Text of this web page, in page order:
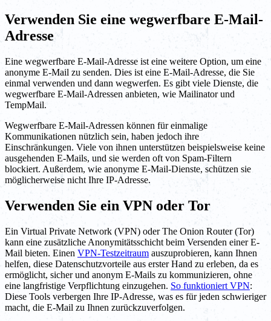
Verwenden Sie eine wegwerfbare E-Mail-
Adresse
Eine wegwerfbare E-Mail-Adresse ist eine weitere Option, um eine
anonyme E-Mail zu senden. Dies ist eine E-Mail-Adresse, die Sie
einmal verwenden und dann wegwerfen. Es gibt viele Dienste, die
wegwerfbare E-Mail-Adressen anbieten, wie Mailinator und
TempMail.
Wegwerfbare E-Mail-Adressen können für einmalige
Kommunikationen nützlich sein, haben jedoch ihre
Einschränkungen. Viele von ihnen unterstützen beispielsweise keine
ausgehenden E-Mails, und sie werden oft von Spam-Filtern
blockiert. Außerdem, wie anonyme E-Mail-Dienste, schützen sie
möglicherweise nicht Ihre IP-Adresse.
Verwenden Sie ein VPN oder Tor
Ein Virtual Private Network (VPN) oder The Onion Router (Tor)
kann eine zusätzliche Anonymitätsschicht beim Versenden einer E-
Mail bieten. Einen VPN-Testzeitraum auszuprobieren, kann Ihnen
helfen, diese Datenschutzvorteile aus erster Hand zu erleben, da es
ermöglicht, sicher und anonym E-Mails zu kommunizieren, ohne
eine langfristige Verpflichtung einzugehen. So funktioniert VPN:
Diese Tools verbergen Ihre IP-Adresse, was es für jeden schwieriger
macht, die E-Mail zu Ihnen zurückzuverfolgen.